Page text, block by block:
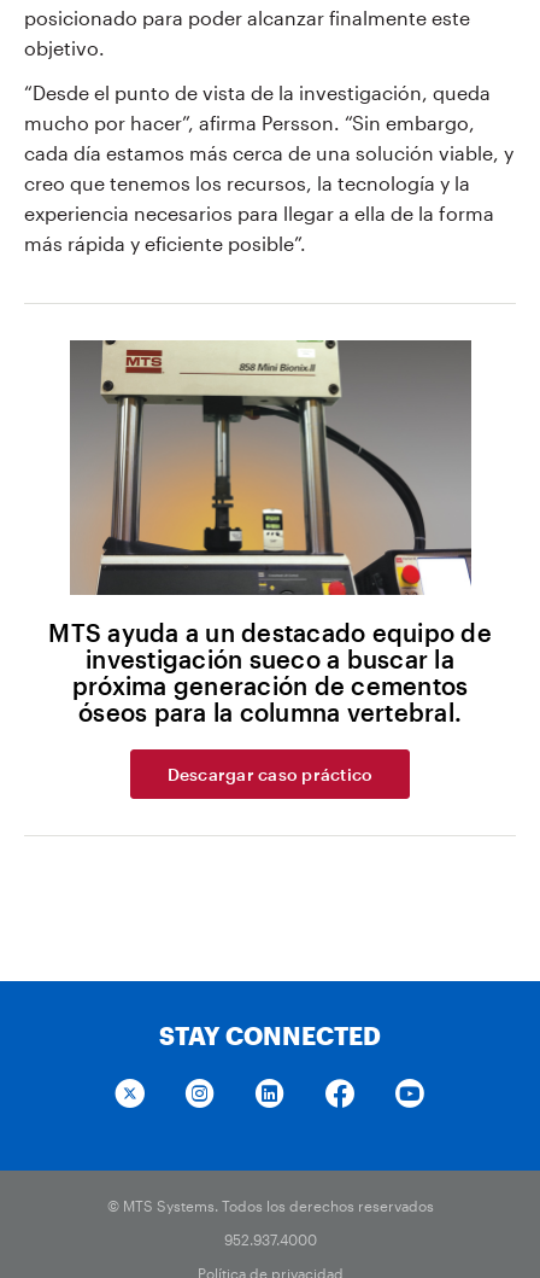
posicionado para poder alcanzar finalmente este
objetivo.
“Desde el punto de vista de la investigación, queda
mucho por hacer”, afirma Persson. “Sin embargo,
cada día estamos más cerca de una solución viable, y
creo que tenemos los recursos, la tecnología y la
experiencia necesarios para llegar a ella de la forma
más rápida y eficiente posible”.
MTS ayuda a un destacado equipo de
investigación sueco a buscar la
próxima generación de cementos
óseos para la columna vertebral.
Descargar caso práctico
STAY CONNECTED
© MTS Systems. Todos los derechos reservados
952.937.4000
Política de privacidad